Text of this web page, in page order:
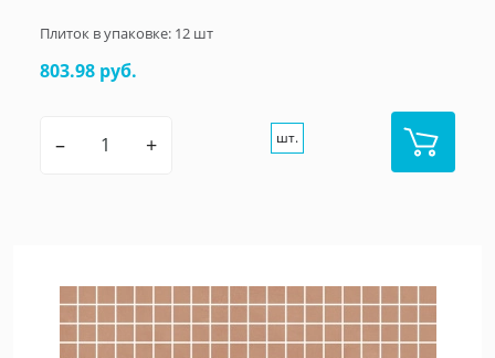
Плиток в упаковке: 12 шт
803.98 руб.
– + шт.